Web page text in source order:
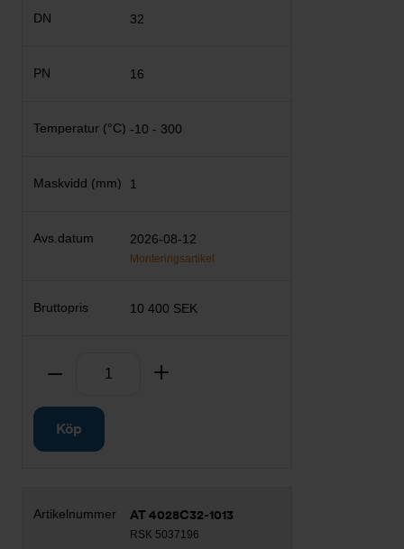
32
16
-10 - 300
1
2026-08-12
Monteringsartikel
10 400 SEK
Ta bort
Köp
AT 4028C32-1013
RSK 5037196